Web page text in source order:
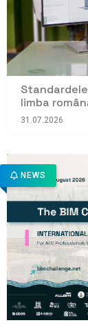
limba
31.07.2026
NEWS